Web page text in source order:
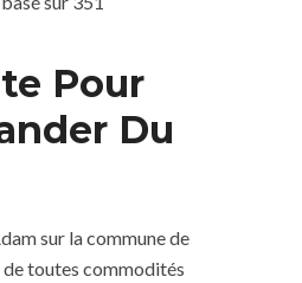
Pour
Du
sur la commune de
toutes commodités